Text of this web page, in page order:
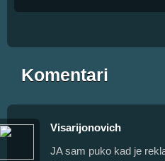
Komentari
Visarijonovich
JA sam puko kad je